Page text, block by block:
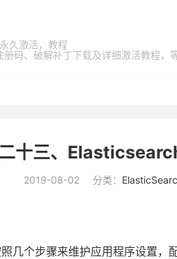
久激活，教程
码、破解补丁下载及详细激活教程，
十三、
2019-08-02 分类：
几个步骤来维护应用程序设置，